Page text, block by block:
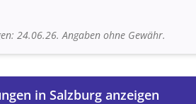
24.06.26. Angaben ohne Gewähr.
in Salzburg anzeigen